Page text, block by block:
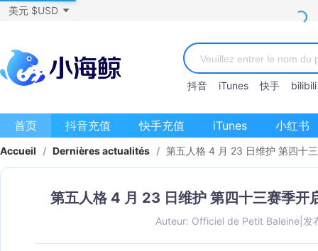
美元 $USD
抖音 iTunes 快手 bilibili
首页 抖音充值 快手充值 iTunes 小红书
Accueil / Dernières actualités / 第五人格 4 月 23 日维护 第四十
第五人格 4 月 23 日维护 第四十三赛季开
Auteur: Officiel de Petit Baleine| 发